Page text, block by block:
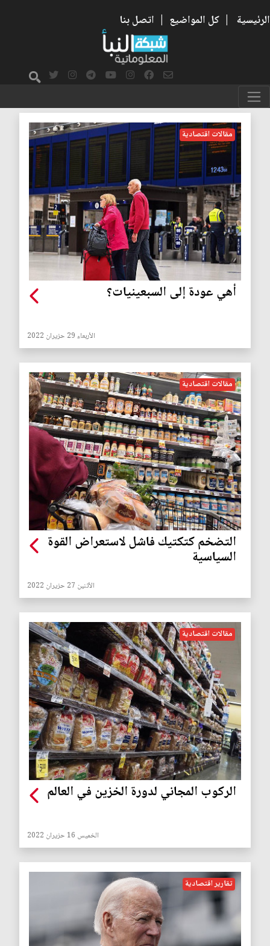
الرئيسية | كل المواضيع | اتصل بنا
الاسعار
مقالات اقتصادية
أهي عودة إلى السبعينيات؟
الأربعاء 29 حزيران 2022
مقالات اقتصادية
التضخم كتكتيك فاشل لاستعراض القوة
السياسية
الأثنين 27 حزيران 2022
مقالات اقتصادية
الركوب المجاني لدورة الخزين في العالم
الخميس 16 حزيران 2022
تقارير اقتصادية